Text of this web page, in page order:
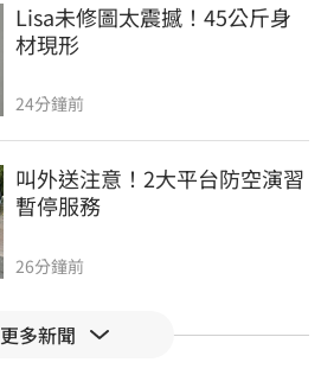
Lisa未修圖太震撼！45公斤身
材現形
24分鐘前
叫外送注意！2大平台防空演習
暫停服務
26分鐘前
白海豚路徑搖擺　專家：北台
更多新聞